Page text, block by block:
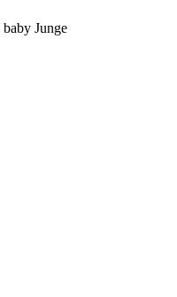
baby Junge